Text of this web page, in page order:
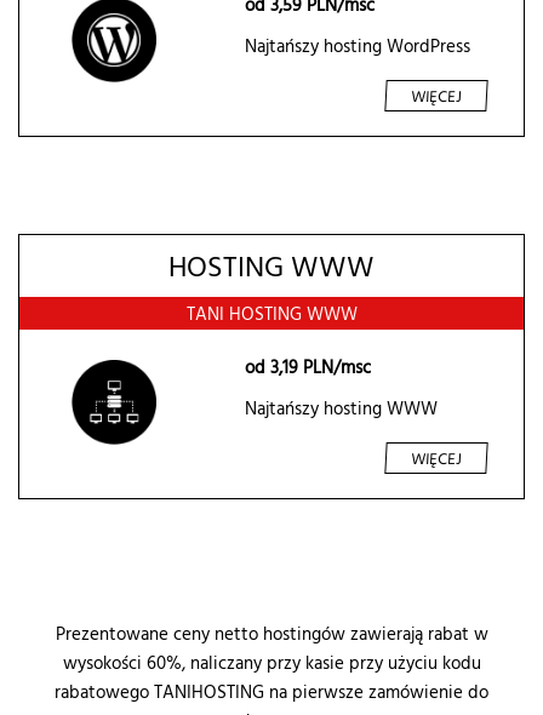
od 3,59PLN/msc
Najtańszy hosting WordPress
WIĘCEJ
HOSTING WWW
TANI HOSTING WWW
od 3,19PLN/msc
Najtańszy hosting WWW
WIĘCEJ
Prezentowane ceny nettohostingów zawierają rabat w
wysokości 60%, naliczany przy kasie przy użyciu kodu
rabatowego TANIHOSTING na pierwsze zamówienie do